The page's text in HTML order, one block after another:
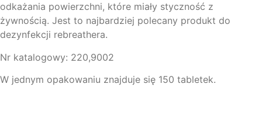
odkażania powierzchni, które miały styczność z
żywnością. Jest to najbardziej polecany produkt do
dezynfekcji rebreathera.
Nr katalogowy: 220,9002
W jednym opakowaniu znajduje się 150 tabletek.